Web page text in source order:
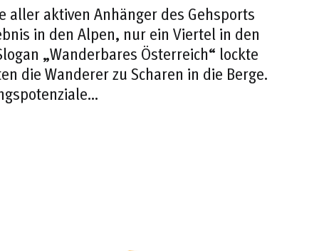
aller aktiven Anhänger des Gehsports
in den Alpen, nur ein Viertel in den
„Wanderbares Österreich“ lockte
die Wanderer zu Scharen in die Berge.